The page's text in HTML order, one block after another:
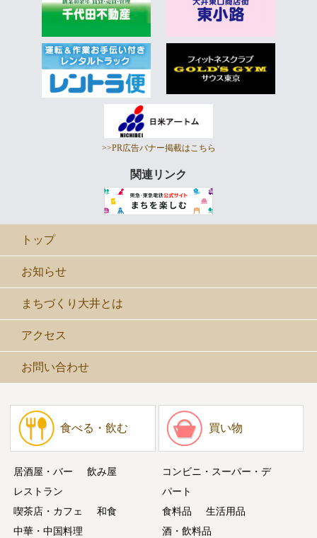
>>PR広告バナー掲載はこちら
関連リンク
トップ
お知らせ
まちづくり大井とは
アクセス
お問い合わせ
食べる・飲む
居酒屋・バー
飲み屋
レストラン
喫茶店・カフェ
和食
中華・中国料理
買い物
コンビニ・スーパー・デ
パート
食料品
生活用品
酒・飲料品